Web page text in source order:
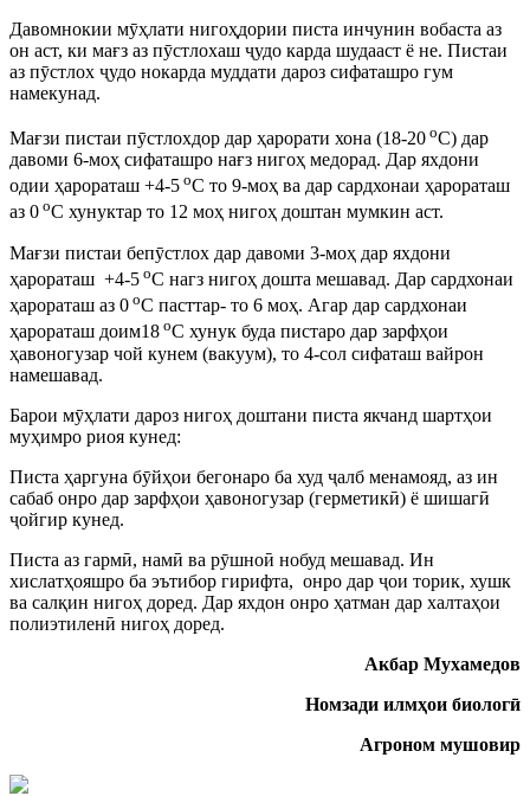
Давомнокии мӯҳлати нигоҳдории писта инчунин вобаста аз
он аст, ки мағз аз пӯстлохаш ҷудо карда шудааст ё не. Пистаи
аз пӯстлох ҷудо нокарда муддати дароз сифаташро гум
намекунад.
Мағзи пистаи пӯстлохдор дар ҳарорати хона (18-20 оС) дар
давоми 6-моҳ сифаташро нағз нигоҳ медорад. Дар яхдони
одии ҳарораташ +4-5 оС то 9-моҳ ва дар сардхонаи ҳарораташ
аз 0 оС хунуктар то 12 моҳ нигоҳ доштан мумкин аст.
Мағзи пистаи бепӯстлох дар давоми 3-моҳ дар яхдони
ҳарораташ +4-5 оС нагз нигоҳ дошта мешавад. Дар сардхонаи
ҳарораташ аз 0 оС пасттар- то 6 моҳ. Агар дар сардхонаи
ҳарораташ доим18 оС хунук буда пистаро дар зарфҳои
ҳавоногузар чой кунем (вакуум), то 4-сол сифаташ вайрон
намешавад.
Барои мӯҳлати дароз нигоҳ доштани писта якчанд шартҳои
муҳимро риоя кунед:
Писта ҳаргуна бӯйҳои бегонаро ба худ ҷалб менамояд, аз ин
сабаб онро дар зарфҳои ҳавоногузар (герметикӣ) ё шишагӣ
ҷойгир кунед.
Писта аз гармӣ, намӣ ва рӯшноӣ нобуд мешавад. Ин
хислатҳояшро ба эътибор гирифта, онро дар ҷои торик, хушк
ва салқин нигоҳ доред. Дар яхдон онро ҳатман дар халтаҳои
полиэтиленӣ нигоҳ доред.
Акбар Мухамедов
Номзади илмҳои биологӣ
Агроном мушовир